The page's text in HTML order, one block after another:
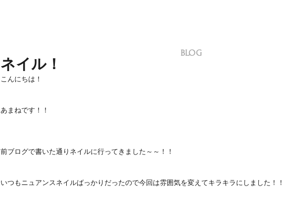
ネイル！
こんにちは！
あまねです！！
前ブログで書いた通りネイルに行ってきました～～！！
いつもニュアンスネイルばっかりだったので今回は雰囲気を変えてキラキラにしました！！
BLOG